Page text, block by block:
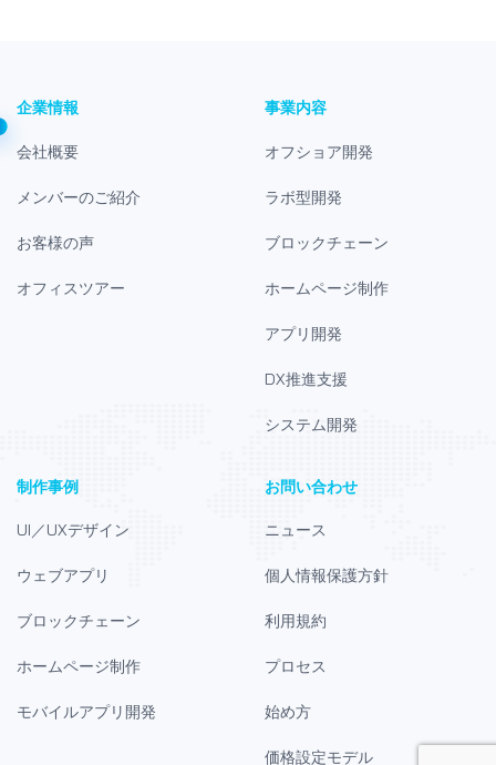
企業情報
会社概要
メンバーのご紹介
お客様の声
オフィスツアー
事業内容
オフショア開発
ラボ型開発
ブロックチェーン
ホームページ制作
アプリ開発
DX推進支援
システム開発
制作事例
UI／UXデザイン
ウェブアプリ
ブロックチェーン
ホームページ制作
モバイルアプリ開発
お問い合わせ
ニュース
個人情報保護方針
利用規約
プロセス
始め方
価格設定モデル